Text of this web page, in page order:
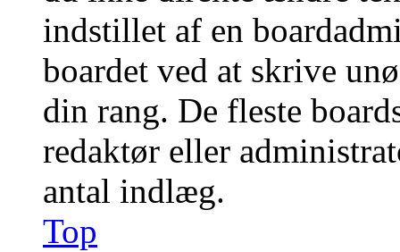
indstillet af en
boardet ved at skrive
din rang. De fleste
redaktør eller
antal indlæg.
Top